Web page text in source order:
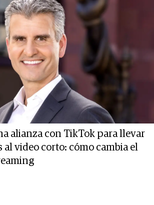
alianza con TikTok para llevar
al video corto: cómo cambia el